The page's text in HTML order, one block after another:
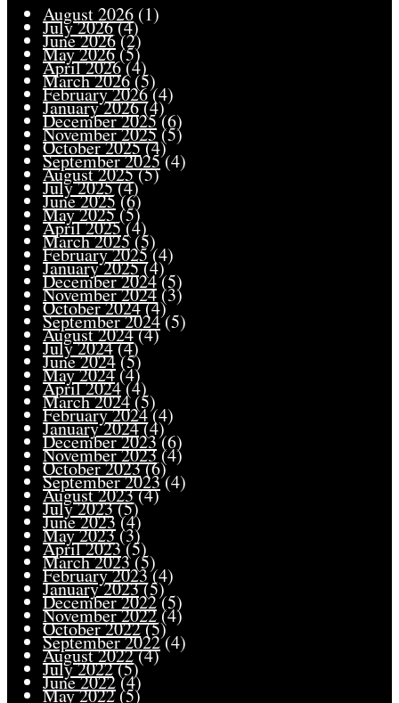
August 2026 (1)
July 2026(4)
June 2026(2)
May 2026 (5)
April 2026(4)
March 2026 (5)
February 2026(4)
January 2026(4)
December 2025(6)
November 2025 (5)
October 2025(4)
September 2025 (4)
August 2025(5)
July 2025(4)
June 2025 (6)
May 2025 (5)
April 2025(4)
March 2025 (5)
February 2025(4)
January 2025(4)
December 2024(5)
November 2024 (3)
October 2024(4)
September 2024(5)
August 2024(4)
July 2024(4)
June 2024(5)
May 2024 (4)
April 2024 (4)
March 2024 (5)
February 2024(4)
January 2024(4)
December 2023(6)
November 2023 (4)
October 2023(6)
September 2023 (4)
August 2023(4)
July 2023(5)
June 2023 (4)
May 2023 (3)
April 2023 (5)
March 2023(5)
February 2023(4)
January 2023(5)
December 2022(5)
November 2022 (4)
October 2022(5)
September 2022(4)
August 2022(4)
July 2022(5)
June 2022(4)
May 2022 (5)